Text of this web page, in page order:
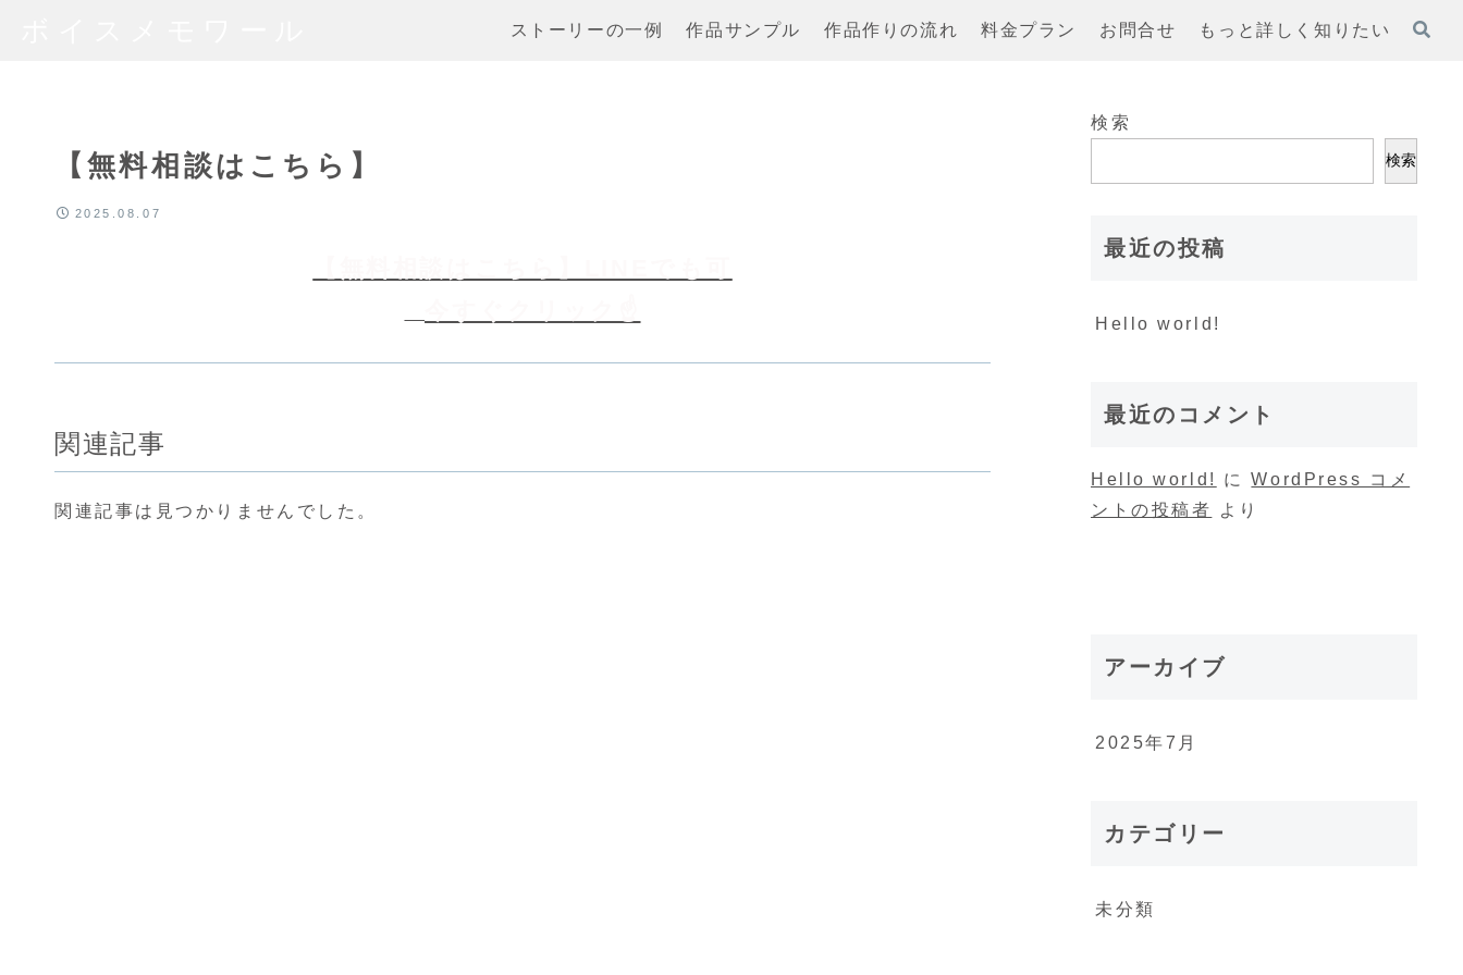
ストーリーの一例 作品サンプル 作品作りの流れ 料金プラン お問合せ もっと詳しく知りたい
【無料相談はこちら】
2025.08.07
関連記事
関連記事は見つかりませんでした。
検索
検索
最近の投稿
Hello world!
最近のコメント
Hello world! にWordPress コメ
ントの投稿者
より
アーカイブ
2025年7月
カテゴリー
未分類